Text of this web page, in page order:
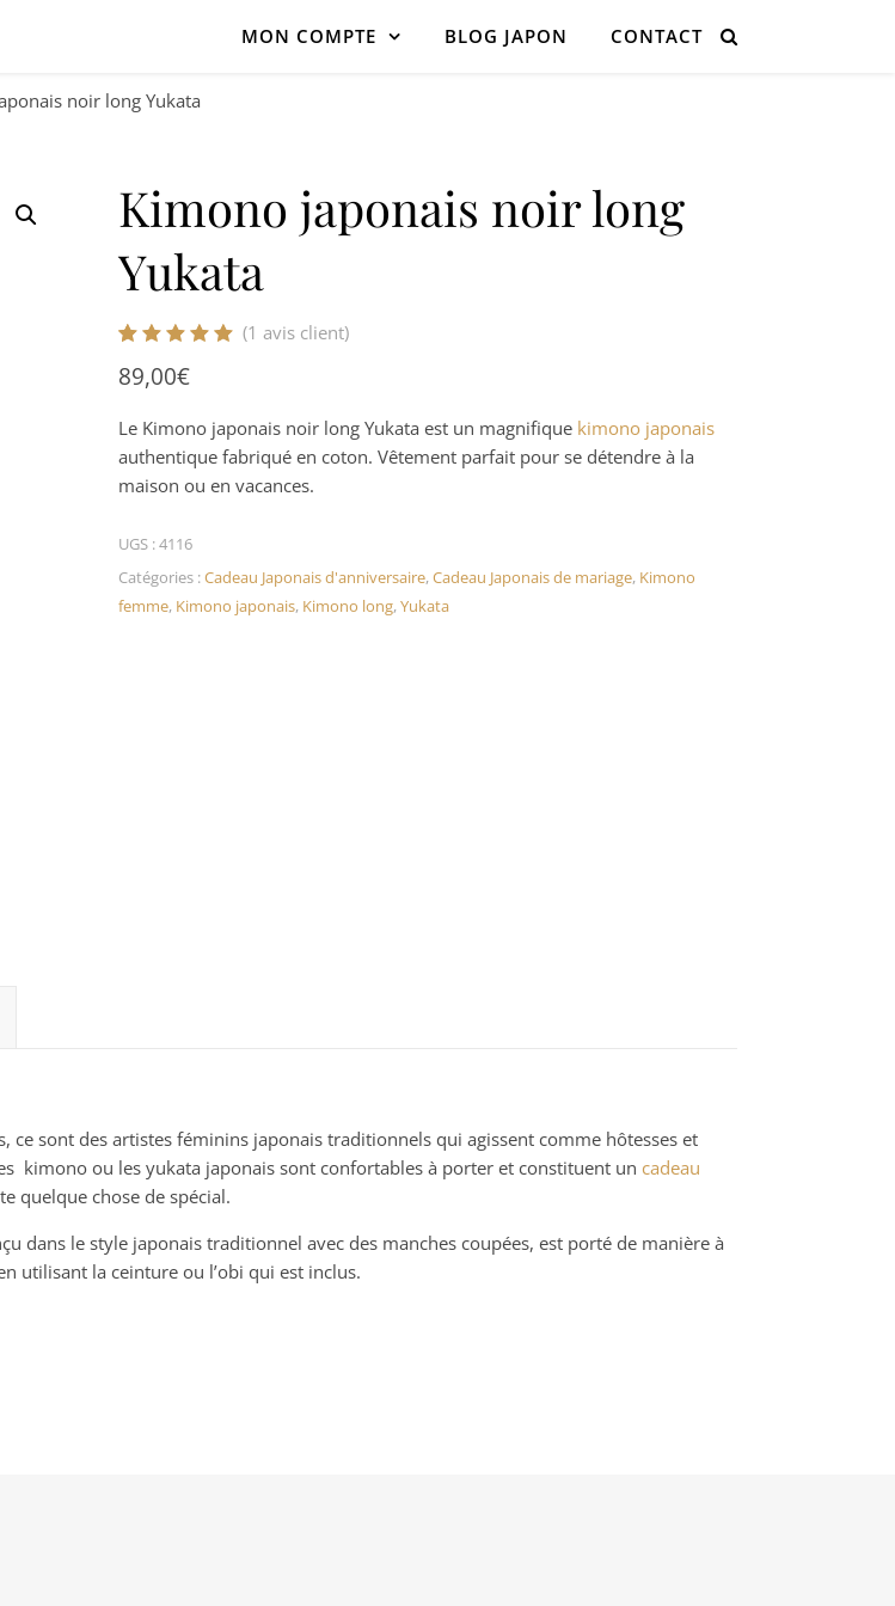
MON COMPTE BLOG JAPON CONTACT
noir long Yukata
Kimono japonais noir long
Yukata
5 basé sur
(1 avis client)
89,00€
Le Kimono japonais noir long Yukata est un magnifique kimono japonais
authentique fabriqué en coton. Vêtement parfait pour se détendre à la
maison ou en vacances.
UGS :4116
Catégories :Cadeau Japonais d'anniversaire,Cadeau Japonais de mariage, Kimono
femme, Kimono japonais, Kimono long,Yukata
sont des artistes féminins japonais traditionnels qui agissent comme hôtesses et
kimono ou les yukata japonais sont confortables à porter et constituent un cadeau
quelque chose de spécial.
dans le style japonais traditionnel avec des manches coupées, est porté de manière à
utilisant la ceinture ou l’obi qui est inclus.